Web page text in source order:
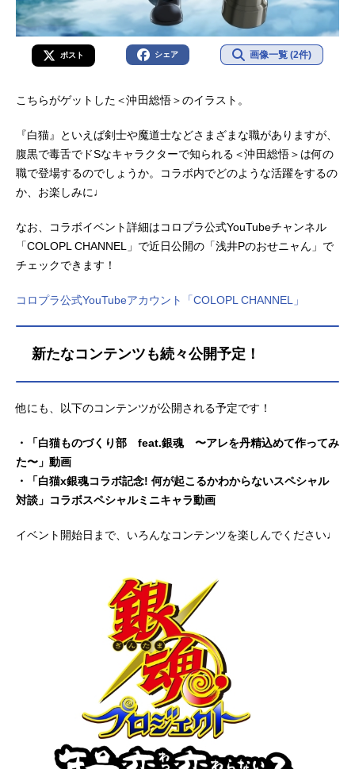
ポスト シェア 画像一覧 (2件)
こちらがゲットした＜沖田総悟＞のイラスト。
『白猫』といえば剣士や魔道士などさまざまな職がありますが、
腹黒で毒舌でドSなキャラクターで知られる＜沖田総悟＞は何の
職で登場するのでしょうか。コラボ内でどのような活躍をするの
か、お楽しみに♩
なお、コラボイベント詳細はコロプラ公式YouTubeチャンネル
「COLOPL CHANNEL」で近日公開の「浅井Pのおせニャん」で
チェックできます！
コロプラ公式YouTubeアカウント「COLOPL CHANNEL」
新たなコンテンツも続々公開予定！
他にも、以下のコンテンツが公開される予定です！
・「白猫ものづくり部 feat.銀魂 〜アレを丹精込めて作ってみ
た〜」動画
・「白猫x銀魂コラボ記念! 何が起こるかわからないスペシャル
対談」コラボスペシャルミニキャラ動画
イベント開始日まで、いろんなコンテンツを楽しんでください♩